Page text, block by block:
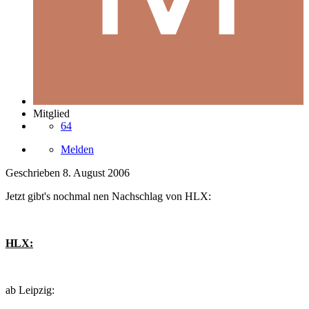
Mitglied
64
Melden
Geschrieben 8. August 2006
Jetzt gibt's nochmal nen Nachschlag von HLX:
HLX:
ab Leipzig: